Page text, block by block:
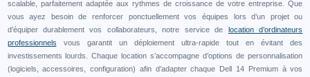
scalable, parfaitement adaptée aux rythmes de croissance de votre entreprise. Que
vous ayez besoin de renforcer ponctuellement vos équipes lors d’un projet ou
d’équiper durablement vos collaborateurs, notre service de
location d’ordinateurs
professionnels vous garantit un déploiement ultra-rapide tout en évitant des
investissements lourds. Chaque location s’accompagne d’options de personnalisation
(logiciels, accessoires, configuration) afin d’adapter chaque Dell 14 Premium à vos